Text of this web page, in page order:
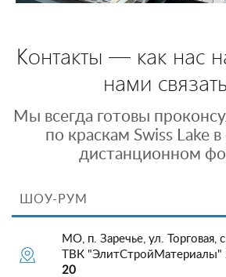
Контакты — как нас
нами
Мы всегда готовы
по краскам Swiss Lake
дистанционном
ШОУ-РУМ
МО, п. Заречье, ул. Торговая,
ТВК "ЭлитСтройМатериалы"
20